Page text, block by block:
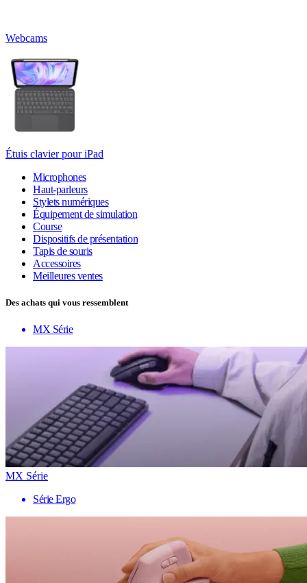
Webcams
Étuis clavier pour iPad
Microphones
Haut-parleurs
Stylets numériques
Équipement de simulation
Course
Dispositifs de présentation
Tapis de souris
Accessoires
Meilleures ventes
Des achats qui vous ressemblent
MX Série
MX Série
Série Ergo